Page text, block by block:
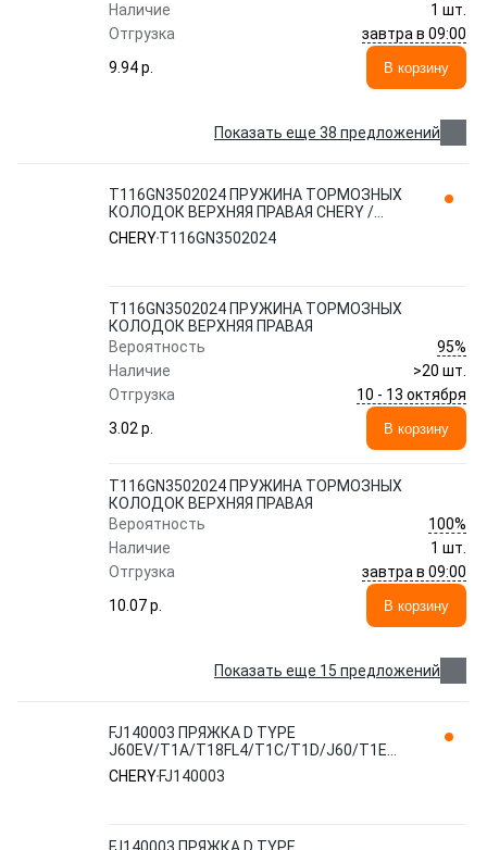
Наличие
1 шт.
Отгрузка
завтра в 09:00
9.94 p.
В корзину
Показать еще 38 предложений
T116GN3502024 ПРУЖИНА ТОРМОЗНЫХ
КОЛОДОК ВЕРХНЯЯ ПРАВАЯ CHERY /
EXEED
CHERYT116GN3502024
T116GN3502024 ПРУЖИНА ТОРМОЗНЫХ
КОЛОДОК ВЕРХНЯЯ ПРАВАЯ
Вероятность
95%
Наличие
>20 шт.
Отгрузка
10 - 13 октября
3.02 p.
В корзину
T116GN3502024 ПРУЖИНА ТОРМОЗНЫХ
КОЛОДОК ВЕРХНЯЯ ПРАВАЯ
Вероятность
100%
Наличие
1 шт.
Отгрузка
завтра в 09:00
10.07 p.
В корзину
Показать еще 15 предложений
FJ140003 ПРЯЖКА D TYPE
J60EV/T1A/T18FL4/T1C/T1D/J60/T1E
CHERY / EXEED
CHERY FJ140003